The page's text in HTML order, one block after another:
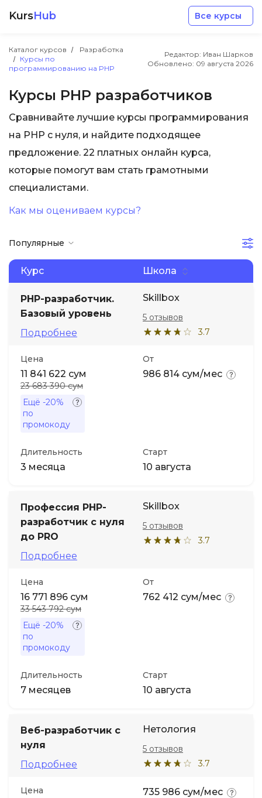
KursHub Все курсы
Каталог курсов
Разработка
Курсы по
программированию на PHP
Редактор: Иван Шарков
Обновлено: 09 августа 2026
Курсы PHP разработчиков
Сравнивайте лучшие курсы программирования
на PHP с нуля, и найдите подходящее
предложение. 22 платных онлайн курса,
которые помогут вам стать грамотными
специалистами.
Как мы оцениваем курсы?
Популярные
Курс Школа
PHP-разработчик.
Базовый уровень
Подробнее
Skillbox
3.7
5 отзывов
Цена
11 841 622 сум
23 683 390 сум
Ещё -20%
по
промокоду
От
986 814 сум/мес
Длительность
3 месяца
Старт
10 августа
Профессия PHP-
разработчик с нуля
до PRO
Подробнее
Skillbox
3.7
5 отзывов
Цена
16 771 896 сум
33 543 792 сум
Ещё -20%
по
промокоду
От
762 412 сум/мес
Длительность
7 месяцев
Старт
10 августа
Веб-разработчик с
нуля
Подробнее
Нетология
3.7
5 отзывов
Цена 735 986 сум/мес
Разработка
Маркетинг
Дизайн
Менеджмент
Soft Skills
ДПО
Детям
Акции и промокоды